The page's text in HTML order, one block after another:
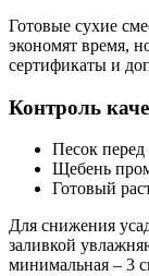
Готовые сухие
экономят время,
сертификаты и
Контроль
Песок перед
Щебень
Готовый
Для снижения
заливкой
минимальная – 3